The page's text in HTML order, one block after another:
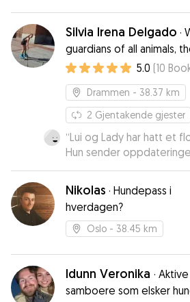
Silvia Irena Delgado ·
guardians of all animals,
our duty lies on their
protection. Be kind
5.0 (10
Drammen - 38.37 km
2 Gjentakende gjester
“Lui og Lady har hatt et
Hun sender
oppholdet så jeg ikke
de hadde det 😊 De var
kom hjem så det er der
har trivdes hos Silvia 😊
til andre 😊”
Nikolas · Hundepass i
hverdagen?
Oslo - 38.45 km
Idunn Veronika · Aktive
samboere som elsker